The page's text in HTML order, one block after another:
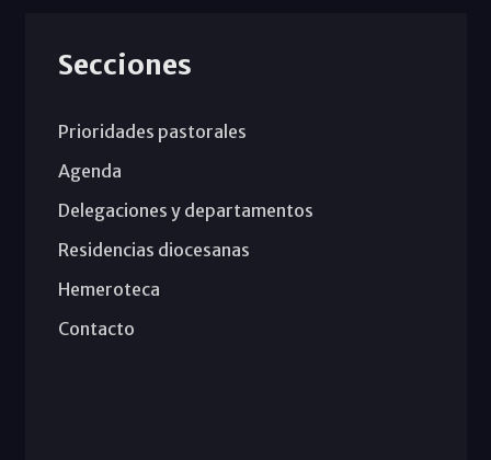
Secciones
Prioridades pastorales
Agenda
Delegaciones y departamentos
Residencias diocesanas
Hemeroteca
Contacto